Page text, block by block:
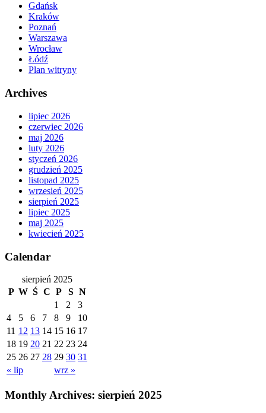
Gdańsk
Kraków
Poznań
Warszawa
Wrocław
Łódź
Plan witryny
Archives
lipiec 2026
czerwiec 2026
maj 2026
luty 2026
styczeń 2026
grudzień 2025
listopad 2025
wrzesień 2025
sierpień 2025
lipiec 2025
maj 2025
kwiecień 2025
Calendar
sierpień 2025
P W Ś C P S N
« lip wrz »
1 2
3
4
5 6 7 8 9
10
11 12 13 14 15 16 17
18 19 20 21 22 23 24
25 26 27 28 29 30 31
Monthly Archives: sierpień 2025